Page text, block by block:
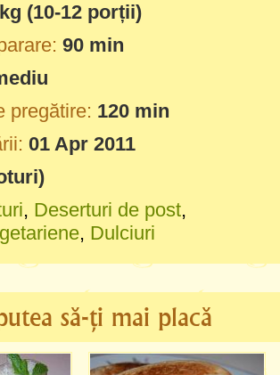
(10-12 porții)
90 min
pregătire: 120 min
01 Apr 2011
, Deserturi de post,
, Dulciuri
să-ți mai placă